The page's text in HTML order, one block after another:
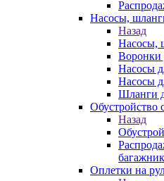
Насосы,
Назад
Насосы,
Насосы
Насосы
Шланги
Обустройство
Назад
Оплетки на